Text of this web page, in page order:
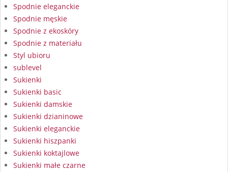
Spodnie eleganckie
Spodnie męskie
Spodnie z ekoskóry
Spodnie z materiału
Styl ubioru
sublevel
Sukienki
Sukienki basic
Sukienki damskie
Sukienki dzianinowe
Sukienki eleganckie
Sukienki hiszpanki
Sukienki koktajlowe
Sukienki małe czarne